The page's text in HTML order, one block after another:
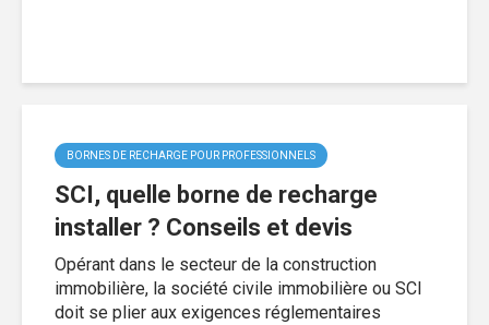
BORNES DE RECHARGE POUR PROFESSIONNELS
SCI, quelle borne de recharge
installer ? Conseils et devis
Opérant dans le secteur de la construction
immobilière, la société civile immobilière ou SCI
doit se plier aux exigences réglementaires